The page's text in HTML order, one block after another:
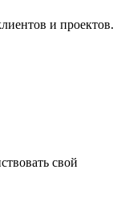
и проектов.
свой